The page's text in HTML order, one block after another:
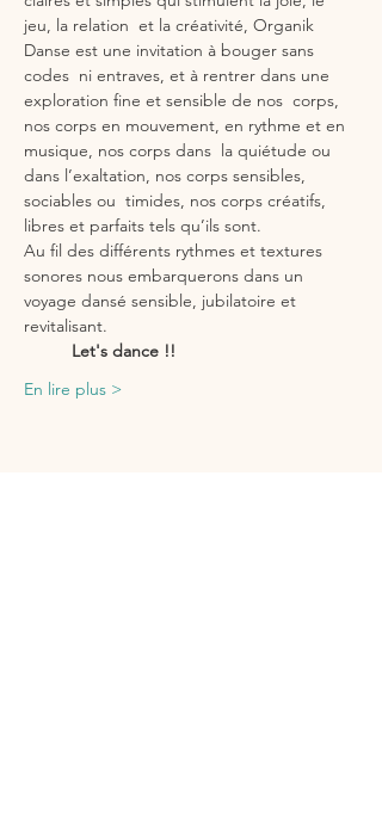
jeu, la relation  et la créativité, Organik
Danse est une invitation à bouger sans
codes  ni entraves, et à rentrer dans une
exploration fine et sensible de nos  corps,
nos corps en mouvement, en rythme et en
musique, nos corps dans  la quiétude ou
dans l’exaltation, nos corps sensibles,
sociables ou  timides, nos corps créatifs,
libres et parfaits tels qu’ils sont.
Au fil des différents rythmes et textures
sonores nous embarquerons dans un
voyage dansé sensible, jubilatoire et
revitalisant.
Let's dance !!
En lire plus >